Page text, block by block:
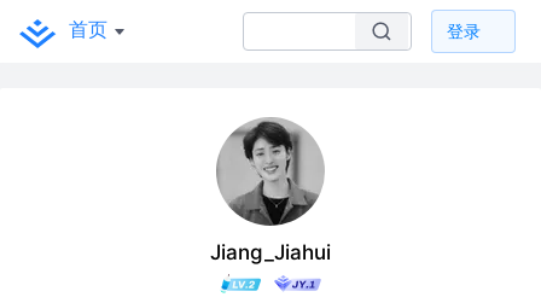
首页 登录
Jiang_Jiahui